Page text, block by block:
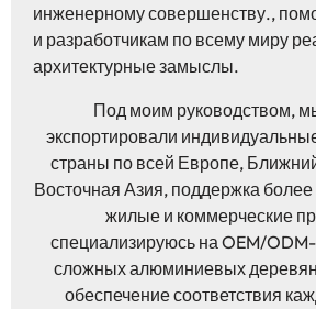
инженерному совершенству.,
и разработчикам по всему миру
архитектурные замыслы.
Под моим руководством,
экспортировали
страны по всей Европе,
Восточная Азия, поддержка
жилые и коммерческие
специализируюсь на OEM/
сложных алюминиевых
обеспечение соответствия